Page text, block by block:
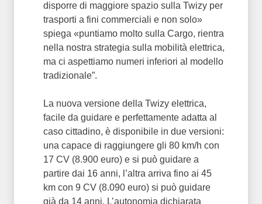
disporre di maggiore spazio sulla Twizy per
trasporti a fini commerciali e non solo»
spiega «puntiamo molto sulla Cargo, rientra
nella nostra strategia sulla mobilità elettrica,
ma ci aspettiamo numeri inferiori al modello
tradizionale”.
La nuova versione della Twizy elettrica,
facile da guidare e perfettamente adatta al
caso cittadino, è disponibile in due versioni:
una capace di raggiungere gli 80 km/h con
17 CV (8.900 euro) e si può guidare a
partire dai 16 anni, l’altra arriva fino ai 45
km con 9 CV (8.090 euro) si può guidare
già da 14 anni. L’autonomia dichiarata